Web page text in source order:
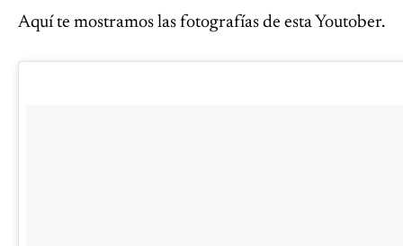
Aquí te mostramos las fotografías de esta Youtober.